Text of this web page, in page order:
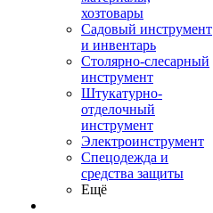
хозтовары
Садовый инструмент
и инвентарь
Столярно-слесарный
инструмент
Штукатурно-
отделочный
инструмент
Электроинструмент
Спецодежда и
средства защиты
Ещё